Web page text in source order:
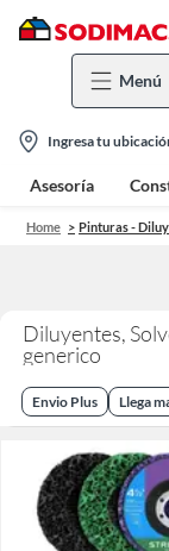
Menú
location-
icon
Ingresa tu
Asesoría
Home Pinturas -
Diluyentes, Solventes y Limpiadores -
generico
Envio Plus Llega